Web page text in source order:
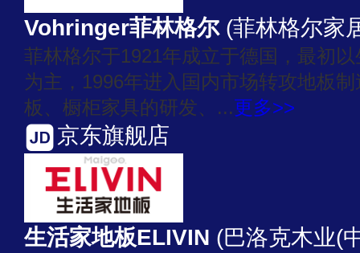
Vohringer菲林格尔 (菲林格尔家
菲林格尔于1921年成立于德国，最初
为主，1996年进入国内市场转攻地板
板、橱柜家具的研发、...更多>>
京东旗舰店
生活家地板ELIVIN (巴洛克木业(